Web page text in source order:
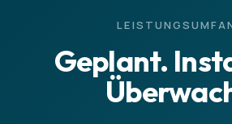
Geplant.